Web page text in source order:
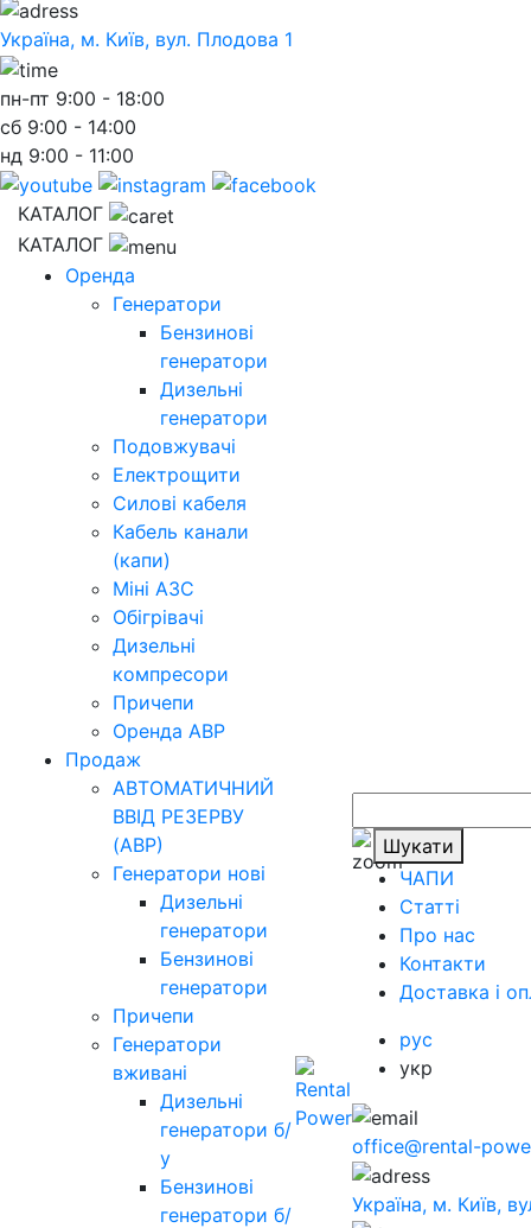
Україна, м. Київ, вул. Плодова 1
пн-пт 9:00 - 18:00
сб 9:00 - 14:00
нд 9:00 - 11:00
КАТАЛОГ
КАТАЛОГ
Оренда
Генератори
Бензинові
генератори
Дизельні
генератори
Подовжувачі
Електрощити
Силові кабеля
Кабель канали
(капи)
Міні АЗС
Обігрівачі
Дизельні
компресори
Причепи
Оренда АВР
Продаж
АВТОМАТИЧНИЙ
ВВІД РЕЗЕРВУ
(АВР)
Генератори нові
Дизельні
генератори
Бензинові
генератори
Причепи
Генератори
вживані
Дизельні
генератори б/
у
Бензинові
генератори б/
Шукати
ЧАПИ
Статті
Про нас
Контакти
Доставка і
рус
укр
office@rental-
Україна, м. Київ,